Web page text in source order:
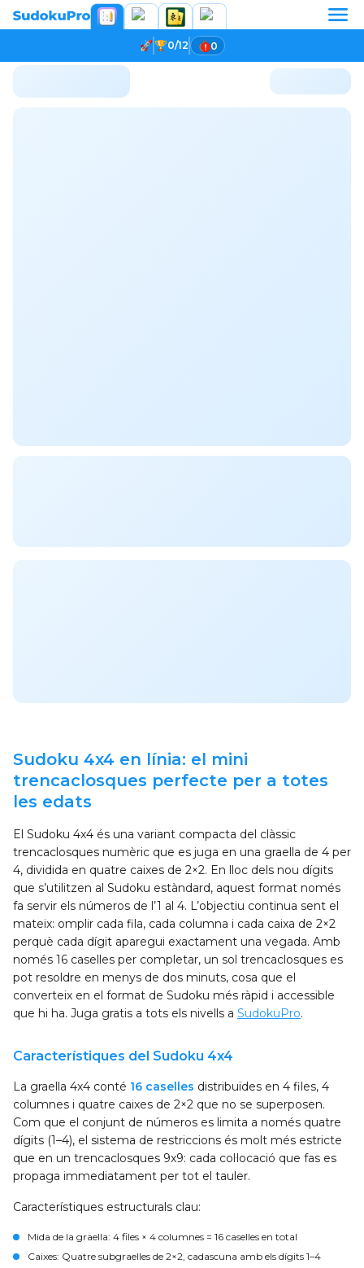
0/12 0
Sudoku 4x4 en línia: el mini
trencaclosques perfecte per a totes
les edats
El Sudoku 4x4 és una variant compacta del clàssic
trencaclosques numèric que es juga en una graella de 4 per
4, dividida en quatre caixes de 2×2. En lloc dels nou dígits
que s’utilitzen al Sudoku estàndard, aquest format només
fa servir els números de l’1 al 4. L’objectiu continua sent el
mateix: omplir cada fila, cada columna i cada caixa de 2×2
perquè cada dígit aparegui exactament una vegada. Amb
només 16 caselles per completar, un sol trencaclosques es
pot resoldre en menys de dos minuts, cosa que el
converteix en el format de Sudoku més ràpid i accessible
que hi ha. Juga gratis a tots els nivells a SudokuPro.
Característiques del Sudoku 4x4
La graella 4x4 conté 16 caselles distribuïdes en 4 files, 4
columnes i quatre caixes de 2×2 que no se superposen.
Com que el conjunt de números es limita a només quatre
dígits (1–4), el sistema de restriccions és molt més estricte
que en un trencaclosques 9x9: cada col·locació que fas es
propaga immediatament per tot el tauler.
Característiques estructurals clau:
Mida de la graella: 4 files × 4 columnes = 16 caselles en total
Caixes: Quatre subgraelles de 2×2, cadascuna amb els dígits 1–4